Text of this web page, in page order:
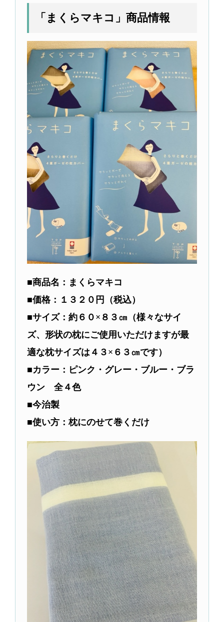
「まくらマキコ」商品情報
■商品名：まくらマキコ
■価格：１３２０円（税込）
■サイズ：約６０×８３㎝（様々なサイ
ズ、形状の枕にご使用いただけますが最
適な枕サイズは４３×６３㎝です）
■カラー：ピンク・グレー・ブルー・ブラ
ウン 全４色
■今治製
■使い方：枕にのせて巻くだけ